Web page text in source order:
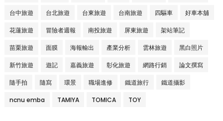
台中旅遊 台北旅遊 台東旅遊 台南旅遊 四驅車 好車本舖
花蓮旅遊 冒險者週報 南投旅遊 屏東旅遊 架站筆記
苗栗旅遊 面膜 海報輸出 產業分析 雲林旅遊 黑白照片
新竹旅遊 遊記 嘉義旅遊 彰化旅遊 網路行銷 論文撰寫
隨手拍 隨寫 環景 職場進修 鐵道旅行 鐵道攝影
ncnu emba TAMIYA TOMICA TOY